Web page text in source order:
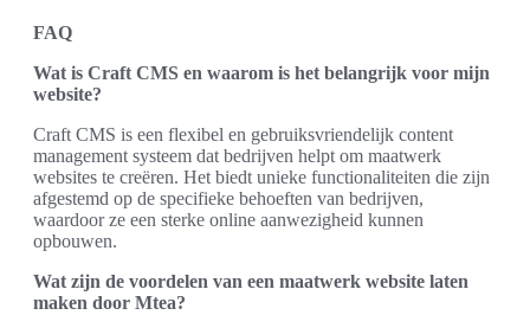
FAQ
Wat is Craft CMS en waarom is het belangrijk voor mijn
website?
Craft CMS is een flexibel en gebruiksvriendelijk content
management systeem dat bedrijven helpt om maatwerk
websites te creëren. Het biedt unieke functionaliteiten die zijn
afgestemd op de specifieke behoeften van bedrijven,
waardoor ze een sterke online aanwezigheid kunnen
opbouwen.
Wat zijn de voordelen van een maatwerk website laten
maken door Mtea?